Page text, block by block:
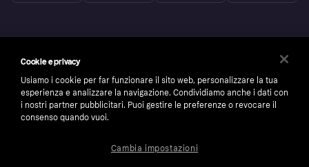
Cookie e privacy
Usiamo i cookie per far funzionare il sito web, personalizzare la tua
esperienza e analizzare la navigazione. Condividiamo anche i dati con
i nostri partner pubblicitari. Puoi gestire le preferenze o revocare il
consenso quando vuoi.
Cambia impostazioni